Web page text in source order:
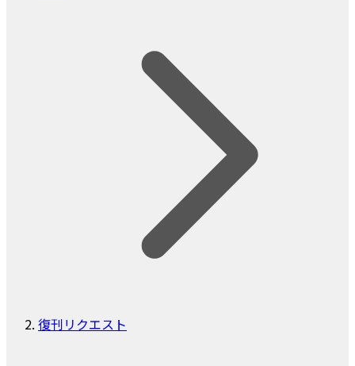
復刊リクエスト